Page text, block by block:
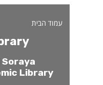
עמוד הבית
Soraya
Library